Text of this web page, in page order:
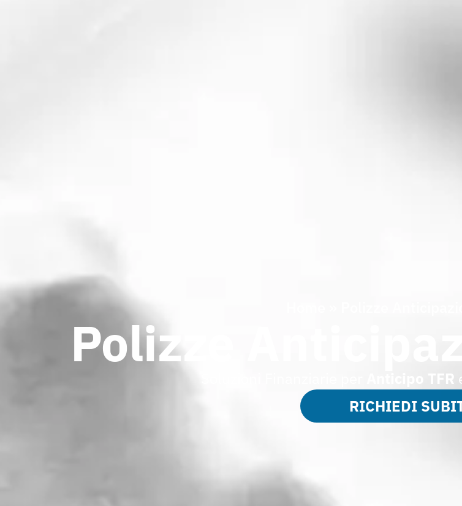
Polizze
Anticipo TFR
RICHIEDI